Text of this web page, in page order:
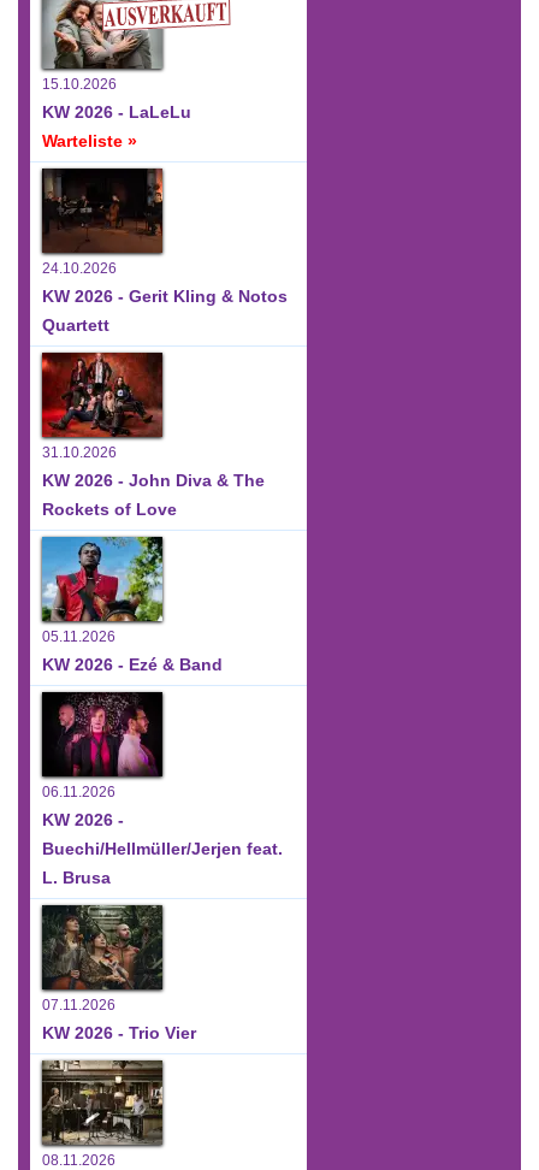
15.10.2026
KW 2026 - LaLeLu
Warteliste »
24.10.2026
KW 2026 - Gerit Kling & Notos
Quartett
31.10.2026
KW 2026 - John Diva & The
Rockets of Love
05.11.2026
KW 2026 - Ezé & Band
06.11.2026
KW 2026 -
Buechi/Hellmüller/Jerjen feat.
L. Brusa
07.11.2026
KW 2026 - Trio Vier
08.11.2026